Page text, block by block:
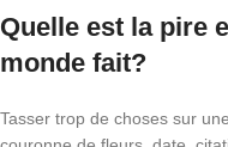
Quelle est la pire
monde fait?
Tasser trop de choses sur